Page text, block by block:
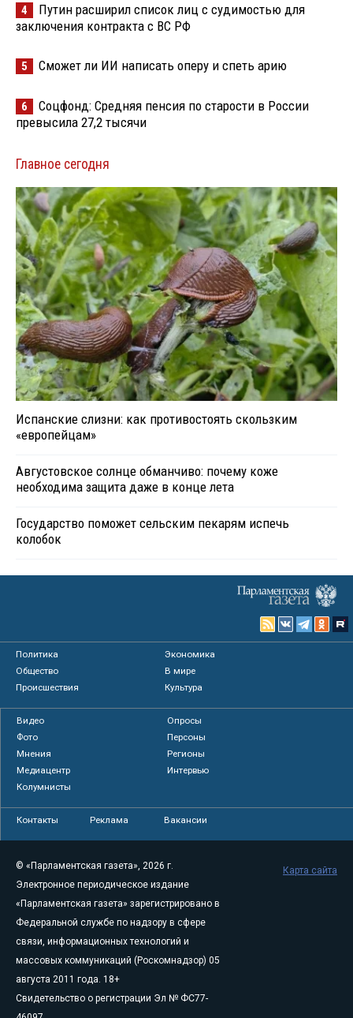
4
Путин расширил список лиц с судимостью для
заключения контракта с ВС РФ
5 Сможет ли ИИ написать оперу и спеть арию
6
Соцфонд: Средняя пенсия по старости в России
превысила 27,2 тысячи
Главное сегодня
Испанские слизни: как противостоять скользким
«европейцам»
Августовское солнце обманчиво: почему коже
необходима защита даже в конце лета
Государство поможет сельским пекарям испечь
колобок
Политика
Экономика
Общество
В мире
Происшествия
Культура
Видео
Опросы
Фото
Персоны
Мнения
Регионы
Медиацентр
Интервью
Колумнисты
Контакты Реклама Вакансии
© «Парламентская газета», 2026 г.
Электронное периодическое издание
«Парламентская газета» зарегистрировано в
Федеральной службе по надзору в сфере
связи, информационных технологий и
массовых коммуникаций (Роскомнадзор) 05
августа 2011 года. 18+
Свидетельство о регистрации Эл № ФС77-
Карта сайта